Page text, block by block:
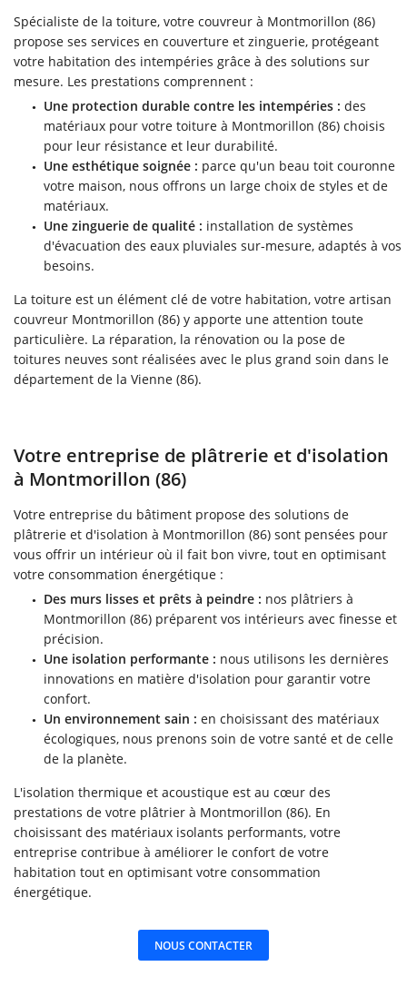
CARRELAGE
MENUISERIE
AVIS
ACTUALITÉS
CONTACT
Rejoignez-
Restez
Spécialiste de la toiture, votre couvreur à Montmorillon (86)
propose ses services en couverture et zinguerie, protégeant
votre habitation des intempéries grâce à des solutions sur
mesure. Les prestations comprennent :
Une protection durable contre les intempéries : des
matériaux pour votre toiture à Montmorillon (86) choisis
pour leur résistance et leur durabilité.
Une esthétique soignée : parce qu'un beau toit couronne
votre maison, nous offrons un large choix de styles et de
matériaux.
Une zinguerie de qualité : installation de systèmes
d'évacuation des eaux pluviales sur-mesure, adaptés à vos
besoins.
La toiture est un élément clé de votre habitation, votre artisan
couvreur Montmorillon (86) y apporte une attention toute
particulière. La réparation, la rénovation ou la pose de
toitures neuves sont réalisées avec le plus grand soin dans le
département de la Vienne (86).
Votre entreprise de plâtrerie et d'isolation
à Montmorillon (86)
Votre entreprise du bâtiment propose des solutions de
plâtrerie et d'isolation à Montmorillon (86) sont pensées pour
vous offrir un intérieur où il fait bon vivre, tout en optimisant
votre consommation énergétique :
Des murs lisses et prêts à peindre : nos plâtriers à
Montmorillon (86) préparent vos intérieurs avec finesse et
précision.
Une isolation performante : nous utilisons les dernières
innovations en matière d'isolation pour garantir votre
confort.
Un environnement sain : en choisissant des matériaux
écologiques, nous prenons soin de votre santé et de celle
de la planète.
L'isolation thermique et acoustique est au cœur des
prestations de votre plâtrier à Montmorillon (86). En
choisissant des matériaux isolants performants, votre
entreprise contribue à améliorer le confort de votre
habitation tout en optimisant votre consommation
énergétique.
NOUS CONTACTER